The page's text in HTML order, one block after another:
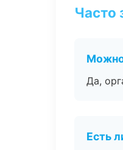
Часто
Можно
Да,
Есть